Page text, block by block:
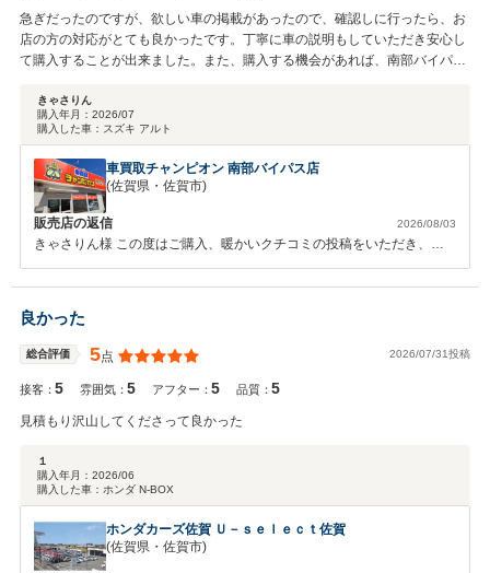
急ぎだったのですが、欲しい車の掲載があったので、確認しに行ったら、お
店の方の対応がとても良かったです。丁寧に車の説明もしていただき安心し
て購入することが出来ました。また、購入する機会があれば、南部バイパス
きゃさりん
購入年月： 2026/07
購入した車： スズキ アルト
車買取チャンピオン 南部バイパス店
(佐賀県・佐賀市)
販売店の返信 2026/08/03
きゃさりん様 この度はご購入、暖かいクチコミの投稿をいただき、誠
をいただけて、スタッフ一同大変励みになります。今後ともよろしくお
良かった
総合評価 5点 2026/07/31投稿
接客：5 雰囲気：5 アフター：5 品質：5
見積もり沢山してくださって良かった
１
購入年月： 2026/06
購入した車： ホンダ N-BOX
ホンダカーズ佐賀 Ｕ－ｓｅｌｅｃｔ佐賀
(佐賀県・佐賀市)